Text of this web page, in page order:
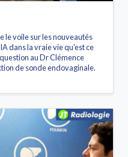
le voile sur les nouveautés
dans la vraie vie qu'est ce
au Dr Clémence
de sonde endovaginale.